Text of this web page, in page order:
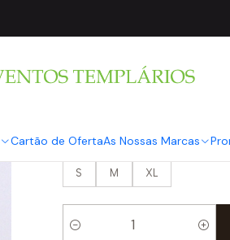
Cartão de OfertaAs Nossas Marcas
|
JO
Verde
S M XL
Quantidade